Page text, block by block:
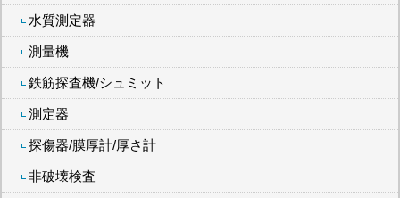
水質測定器
測量機
鉄筋探査機/シュミット
測定器
探傷器/膜厚計/厚さ計
非破壊検査